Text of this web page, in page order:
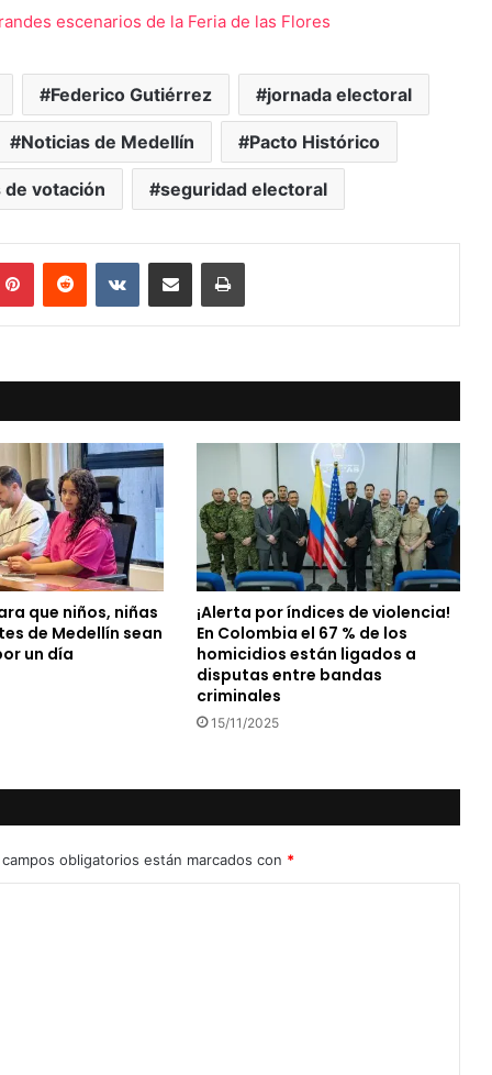
escenarios de la Feria de las Flores
Federico Gutiérrez jornada electoral
Noticias de Medellín Pacto Histórico
votación seguridad electoral
PinterestReddit VKontakte
Compartir vía Mail Print
que niños, niñas
de Medellín sean
un día
¡Alerta por índices de violencia!
En Colombia el 67 % de los
homicidios están ligados a
disputas entre bandas
criminales
15/11/2025
obligatorios están marcados con *